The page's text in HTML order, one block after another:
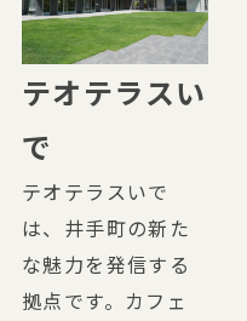
テオテラスい
で
テオテラスいで
は、井手町の新た
な魅力を発信する
拠点です。カフェ